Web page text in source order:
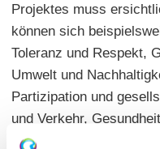
Projektes muss
können sich
Toleranz und Respekt,
Umwelt und
Partizipation und
und Verkehr,
Leben und Lernen in